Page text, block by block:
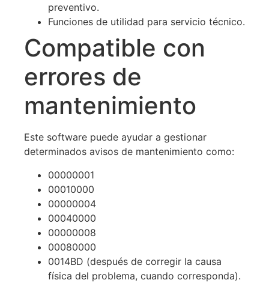
preventivo.
Funciones de utilidad para servicio técnico.
Compatible con
errores de
mantenimiento
Este software puede ayudar a gestionar
determinados avisos de mantenimiento como:
00000001
00010000
00000004
00040000
00000008
00080000
0014BD (después de corregir la causa
física del problema, cuando corresponda).